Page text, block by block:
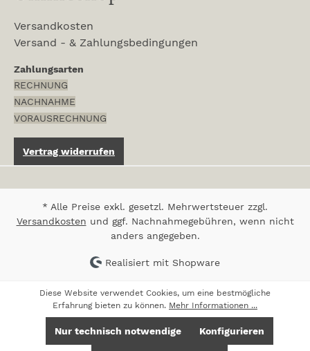
Versandkosten
Versand - & Zahlungsbedingungen
Zahlungsarten
RECHNUNG
NACHNAHME
VORAUSRECHNUNG
Vertrag widerrufen
* Alle Preise exkl. gesetzl. Mehrwertsteuer zzgl.
Versandkosten und ggf. Nachnahmegebühren, wenn nicht
anders angegeben.
Realisiert mit Shopware
Diese Website verwendet Cookies, um eine bestmögliche
Erfahrung bieten zu können. Mehr Informationen ...
Nur technisch notwendige Konfigurieren